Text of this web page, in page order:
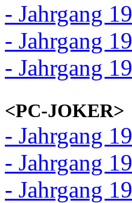
- Jahrgang
- Jahrgang
- Jahrgang
<PC-JOKER>
- Jahrgang
- Jahrgang
- Jahrgang